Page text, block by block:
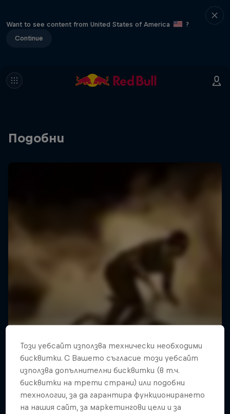
Want to see content from United States of America
?
Continue
Подобни
Този уебсайт използва технически необходими
бисквитки. С Вашето съгласие този уебсайт
използва допълнителни бисквитки (в т.ч.
бисквитки на трети страни) или подобни
технологии, за да гарантира функционирането
на нашия сайт, за маркетингови цели и за